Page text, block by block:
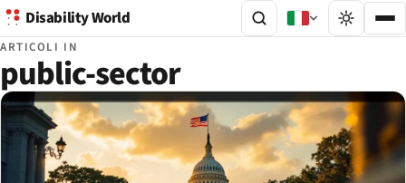
Disability World
ARTICOLI IN
public-sector